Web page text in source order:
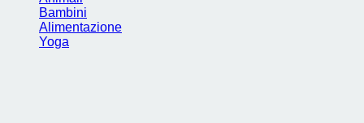
Bambini
Alimentazione
Yoga